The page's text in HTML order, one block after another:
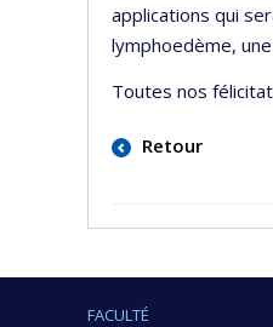
applications qui
lymphoedème,
Toutes nos
Retour
FACULTÉ